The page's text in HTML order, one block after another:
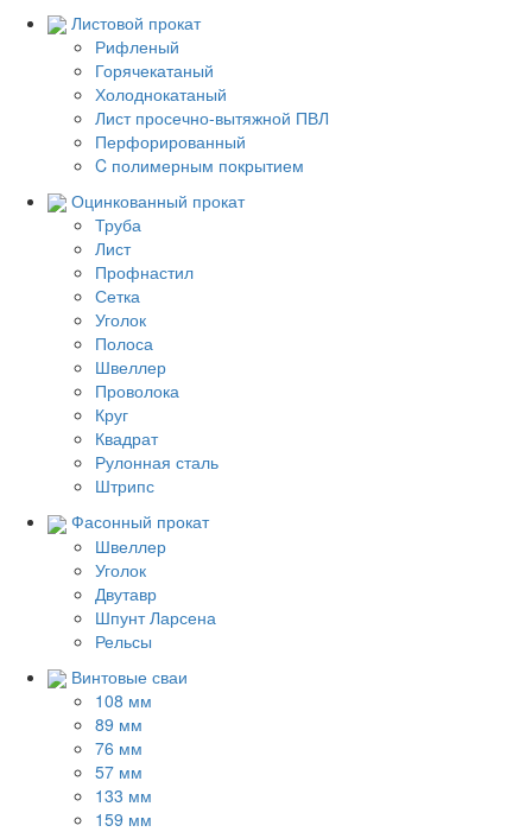
Листовой прокат
Рифленый
Горячекатаный
Холоднокатаный
Лист просечно-вытяжной ПВЛ
Перфорированный
C полимерным покрытием
Оцинкованный прокат
Труба
Лист
Профнастил
Сетка
Уголок
Полоса
Швеллер
Проволока
Круг
Квадрат
Рулонная сталь
Штрипс
Фасонный прокат
Швеллер
Уголок
Двутавр
Шпунт Ларсена
Рельсы
Винтовые сваи
108 мм
89 мм
76 мм
57 мм
133 мм
159 мм